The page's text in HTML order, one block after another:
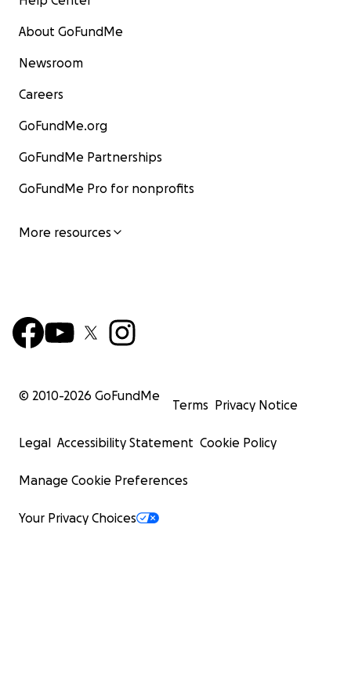
About GoFundMe
Newsroom
Careers
GoFundMe.org
GoFundMe Partnerships
GoFundMe Pro for nonprofits
More resources
© 2010-2026 GoFundMe
Terms Privacy Notice
Legal Accessibility Statement Cookie Policy
Manage Cookie Preferences
Your Privacy Choices